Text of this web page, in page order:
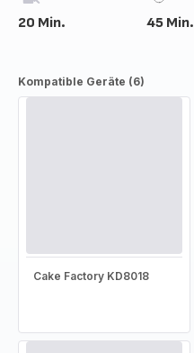
20 Min. 45 Min.
Kompatible Geräte (6)
Cake Factory KD8018